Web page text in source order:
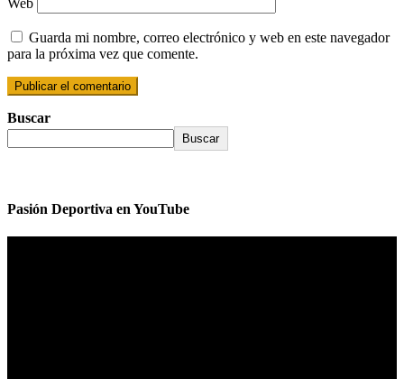
Web
Guarda mi nombre, correo electrónico y web en este navegador
para la próxima vez que comente.
Buscar
Buscar
Pasión Deportiva en YouTube